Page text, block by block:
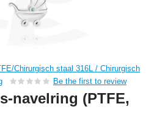
Chirurgisch staal 316L / Chirurgisch
Be the first to review
navelring (PTFE,